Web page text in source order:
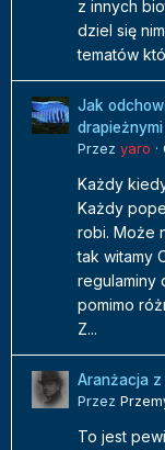
z innych
dziel się
tematów
Jak
Przez yaro ·
Każdy
Każdy
robi. Może
tak witamy
regulaminy
pomimo
Z...
Aranżacja z
Przez
To jest